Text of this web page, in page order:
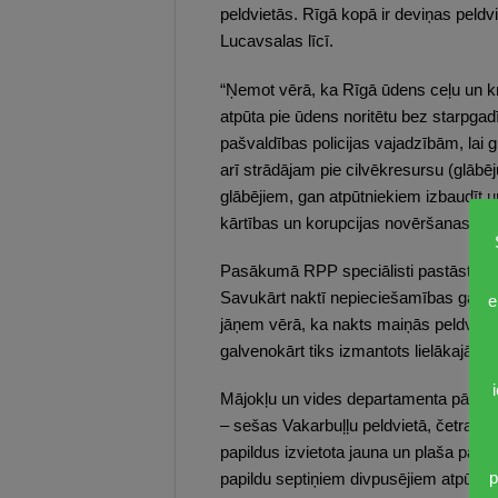
peldvietās. Rīgā kopā ir deviņas
Lucavsalas līcī.
“Ņemot vērā, ka Rīgā ūdens ceļu un
atpūta pie ūdens noritētu bez
pašvaldības policijas vajadzībām, lai
arī strādājam pie cilvēkresursu
glābējiem, gan atpūtniekiem izbaudīt
kārtības un korupcijas novēršanas
Pasākumā RPP speciālisti
Savukārt naktī nepieciešamības
jāņem vērā, ka nakts maiņās
galvenokārt tiks izmantots lielākajā
Mājokļu un vides departamenta
– sešas Vakarbuļļu peldvietā, četras
papildus izvietota jauna un plaša
papildu septiņiem divpusējiem atpūtas